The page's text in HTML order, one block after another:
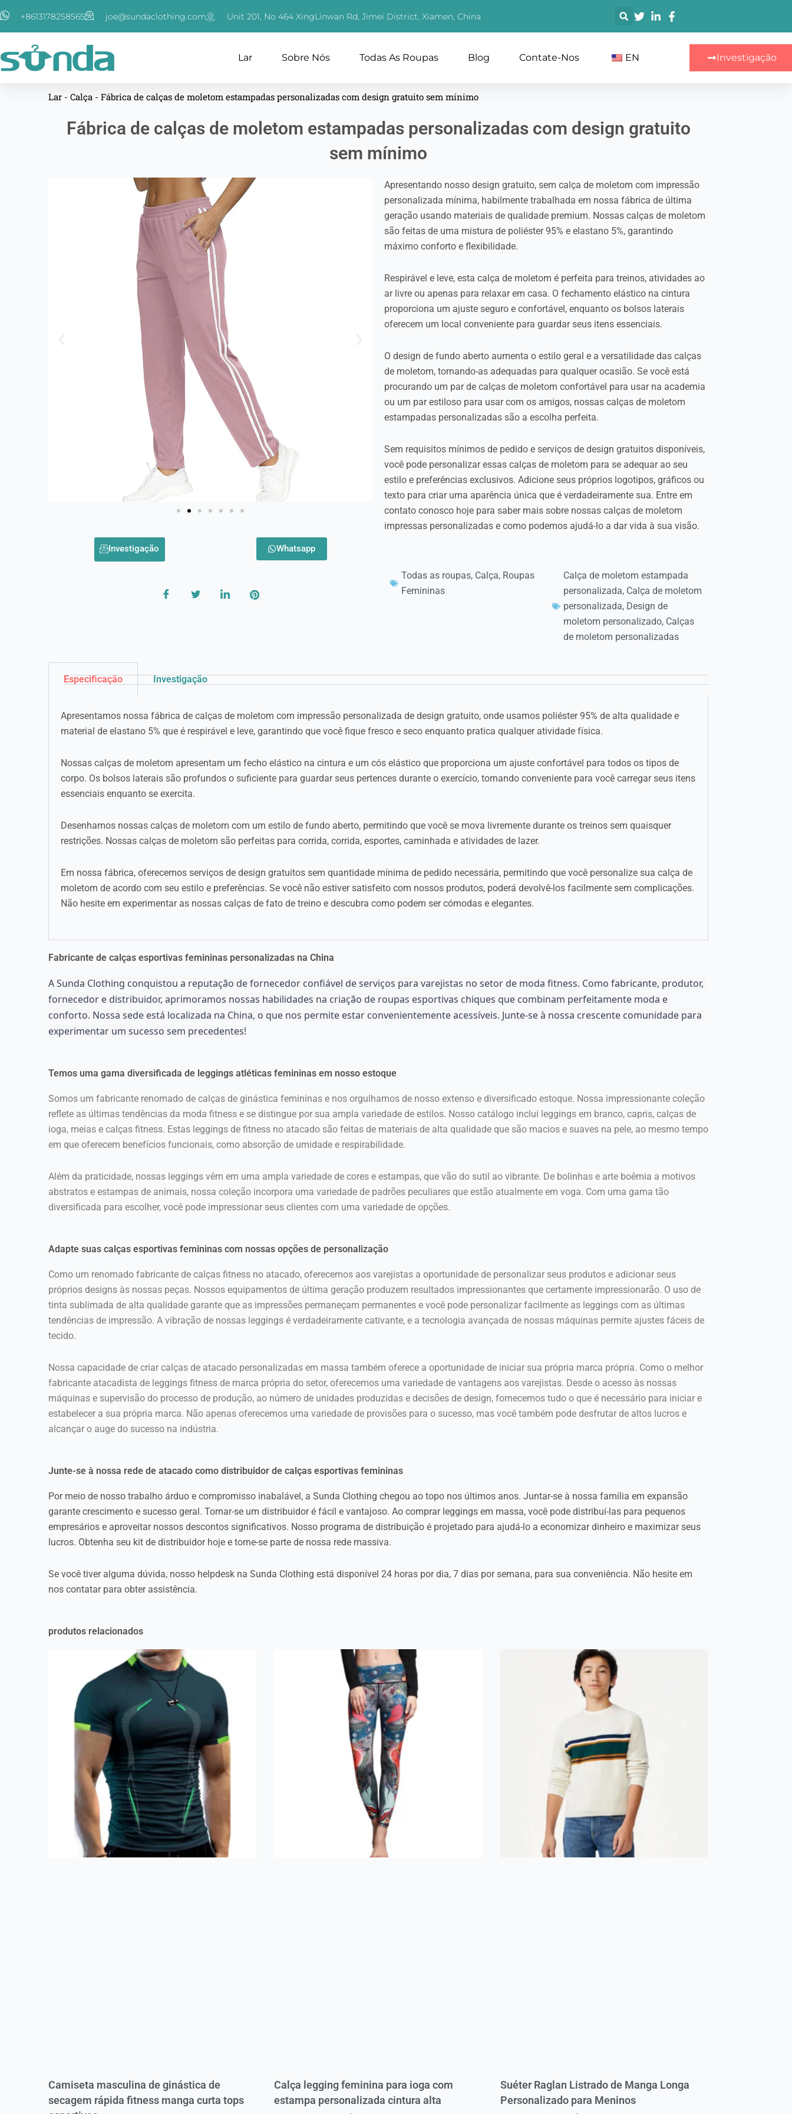
至
容
+8613178258565 joe@sundaclothing.com Unit 201, No 464 XingLinwan Rd, Jimei District, Xiamen, China 搜
索
Lar Sobre Nós Todas As Roupas Blog Contate-Nos EN Investigação
Lar - Calça - Fábrica de calças de moletom estampadas personalizadas com design gratuito sem mínimo
Fábrica de calças de moletom estampadas personalizadas com design gratuito
sem mínimo
Investigação Whatsapp
Apresentando nosso design gratuito, sem calça de moletom com impressão
personalizada mínima, habilmente trabalhada em nossa fábrica de última
geração usando materiais de qualidade premium. Nossas calças de moletom
são feitas de uma mistura de poliéster 95% e elastano 5%, garantindo
máximo conforto e flexibilidade.
Respirável e leve, esta calça de moletom é perfeita para treinos, atividades ao
ar livre ou apenas para relaxar em casa. O fechamento elástico na cintura
proporciona um ajuste seguro e confortável, enquanto os bolsos laterais
oferecem um local conveniente para guardar seus itens essenciais.
O design de fundo aberto aumenta o estilo geral e a versatilidade das calças
de moletom, tornando-as adequadas para qualquer ocasião. Se você está
procurando um par de calças de moletom confortável para usar na academia
ou um par estiloso para usar com os amigos, nossas calças de moletom
estampadas personalizadas são a escolha perfeita.
Sem requisitos mínimos de pedido e serviços de design gratuitos disponíveis,
você pode personalizar essas calças de moletom para se adequar ao seu
estilo e preferências exclusivos. Adicione seus próprios logotipos, gráficos ou
texto para criar uma aparência única que é verdadeiramente sua. Entre em
contato conosco hoje para saber mais sobre nossas calças de moletom
impressas personalizadas e como podemos ajudá-lo a dar vida à sua visão.
Todas as roupas, Calça, Roupas
Femininas
Calça de moletom estampada
personalizada, Calça de moletom
personalizada, Design de
moletom personalizado, Calças
de moletom personalizadas
Especificação Investigação
Apresentamos nossa fábrica de calças de moletom com impressão personalizada de design gratuito, onde usamos poliéster 95% de alta qualidade e
material de elastano 5% que é respirável e leve, garantindo que você fique fresco e seco enquanto pratica qualquer atividade física.
Nossas calças de moletom apresentam um fecho elástico na cintura e um cós elástico que proporciona um ajuste confortável para todos os tipos de
corpo. Os bolsos laterais são profundos o suficiente para guardar seus pertences durante o exercício, tornando conveniente para você carregar seus itens
essenciais enquanto se exercita.
Desenhamos nossas calças de moletom com um estilo de fundo aberto, permitindo que você se mova livremente durante os treinos sem quaisquer
restrições. Nossas calças de moletom são perfeitas para corrida, corrida, esportes, caminhada e atividades de lazer.
Em nossa fábrica, oferecemos serviços de design gratuitos sem quantidade mínima de pedido necessária, permitindo que você personalize sua calça de
moletom de acordo com seu estilo e preferências. Se você não estiver satisfeito com nossos produtos, poderá devolvê-los facilmente sem complicações.
Não hesite em experimentar as nossas calças de fato de treino e descubra como podem ser cómodas e elegantes.
Fabricante de calças esportivas femininas personalizadas na China
A Sunda Clothing conquistou a reputação de fornecedor confiável de serviços para varejistas no setor de moda fitness. Como fabricante, produtor,
fornecedor e distribuidor, aprimoramos nossas habilidades na criação de roupas esportivas chiques que combinam perfeitamente moda e
conforto. Nossa sede está localizada na China, o que nos permite estar convenientemente acessíveis. Junte-se à nossa crescente comunidade para
experimentar um sucesso sem precedentes!
Temos uma gama diversificada de leggings atléticas femininas em nosso estoque
Somos um fabricante renomado de calças de ginástica femininas e nos orgulhamos de nosso extenso e diversificado estoque. Nossa impressionante coleção
reflete as últimas tendências da moda fitness e se distingue por sua ampla variedade de estilos. Nosso catálogo inclui leggings em branco, capris, calças de
ioga, meias e calças fitness. Estas leggings de fitness no atacado são feitas de materiais de alta qualidade que são macios e suaves na pele, ao mesmo tempo
em que oferecem benefícios funcionais, como absorção de umidade e respirabilidade.
Além da praticidade, nossas leggings vêm em uma ampla variedade de cores e estampas, que vão do sutil ao vibrante. De bolinhas e arte boêmia a motivos
abstratos e estampas de animais, nossa coleção incorpora uma variedade de padrões peculiares que estão atualmente em voga. Com uma gama tão
diversificada para escolher, você pode impressionar seus clientes com uma variedade de opções.
Adapte suas calças esportivas femininas com nossas opções de personalização
Como um renomado fabricante de calças fitness no atacado, oferecemos aos varejistas a oportunidade de personalizar seus produtos e adicionar seus
próprios designs às nossas peças. Nossos equipamentos de última geração produzem resultados impressionantes que certamente impressionarão. O uso de
tinta sublimada de alta qualidade garante que as impressões permaneçam permanentes e você pode personalizar facilmente as leggings com as últimas
tendências de impressão. A vibração de nossas leggings é verdadeiramente cativante, e a tecnologia avançada de nossas máquinas permite ajustes fáceis de
tecido.
Nossa capacidade de criar calças de atacado personalizadas em massa também oferece a oportunidade de iniciar sua própria marca própria. Como o melhor
fabricante atacadista de leggings fitness de marca própria do setor, oferecemos uma variedade de vantagens aos varejistas. Desde o acesso às nossas
máquinas e supervisão do processo de produção, ao número de unidades produzidas e decisões de design, fornecemos tudo o que é necessário para iniciar e
estabelecer a sua própria marca. Não apenas oferecemos uma variedade de provisões para o sucesso, mas você também pode desfrutar de altos lucros e
alcançar o auge do sucesso na indústria.
Junte-se à nossa rede de atacado como distribuidor de calças esportivas femininas
Por meio de nosso trabalho árduo e compromisso inabalável, a Sunda Clothing chegou ao topo nos últimos anos. Juntar-se à nossa família em expansão
garante crescimento e sucesso geral. Tornar-se um distribuidor é fácil e vantajoso. Ao comprar leggings em massa, você pode distribuí-las para pequenos
empresários e aproveitar nossos descontos significativos. Nosso programa de distribuição é projetado para ajudá-lo a economizar dinheiro e maximizar seus
lucros. Obtenha seu kit de distribuidor hoje e torne-se parte de nossa rede massiva.
Se você tiver alguma dúvida, nosso helpdesk na Sunda Clothing está disponível 24 horas por dia, 7 dias por semana, para sua conveniência. Não hesite em
nos contatar para obter assistência.
produtos relacionados
Camiseta masculina de ginástica de
secagem rápida fitness manga curta tops
Calça legging feminina para ioga com
estampa personalizada cintura alta
Suéter Raglan Listrado de Manga Longa
Personalizado para Meninos